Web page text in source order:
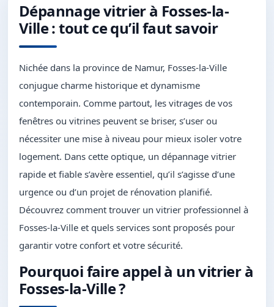
Dépannage vitrier à Fosses-la-
Ville : tout ce qu’il faut savoir
Nichée dans la province de Namur, Fosses-la-Ville
conjugue charme historique et dynamisme
contemporain. Comme partout, les vitrages de vos
fenêtres ou vitrines peuvent se briser, s’user ou
nécessiter une mise à niveau pour mieux isoler votre
logement. Dans cette optique, un dépannage vitrier
rapide et fiable s’avère essentiel, qu’il s’agisse d’une
urgence ou d’un projet de rénovation planifié.
Découvrez comment trouver un vitrier professionnel à
Fosses-la-Ville et quels services sont proposés pour
garantir votre confort et votre sécurité.
Pourquoi faire appel à un vitrier à
Fosses-la-Ville ?